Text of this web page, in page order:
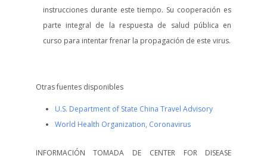
instrucciones durante este tiempo. Su cooperación es
parte integral de la respuesta de salud pública en
curso para intentar frenar la propagación de este virus.
Otras fuentes disponibles
U.S. Department of State China Travel Advisoryexternal icon
World Health Organization, Coronavirus
INFORMACIÓN TOMADA DE CENTER FOR DISEASE